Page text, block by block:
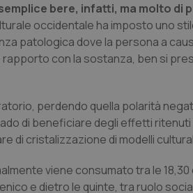
bere, infatti, ma molto di
occidentale ha imposto uno
patologica dove la persona a
con la sostanza, ben si
perdendo quella polarità
di beneficiare degli effetti ritenuti
di cristalizzazione di modelli
viene consumato tra le
e dietro le quinte, tra ruolo
PHPSESSID
_ga_KM60CM4NPH
Nome
Nome